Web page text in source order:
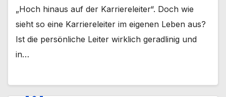
„Hoch hinaus auf der Karriereleiter“. Doch wie
sieht so eine Karriereleiter im eigenen Leben aus?
Ist die persönliche Leiter wirklich geradlinig und
in…